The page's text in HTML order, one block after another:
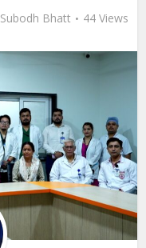
Subodh Bhatt 44 Views